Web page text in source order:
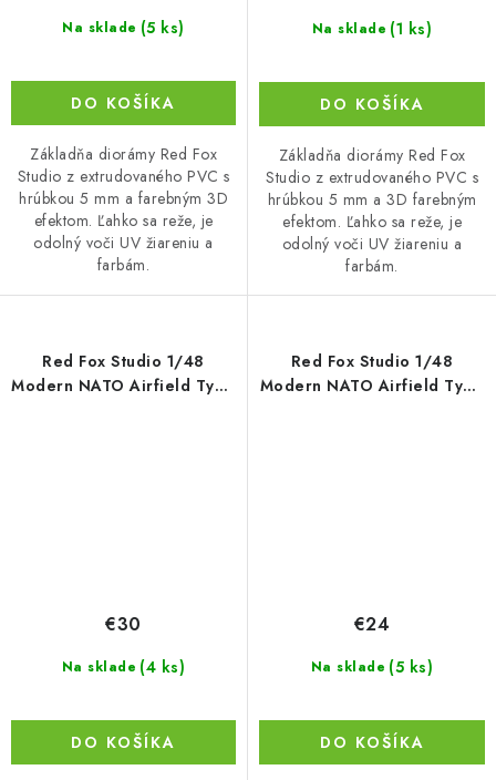
Na sklade (5 ks)
DO KOŠÍKA
Základňa diorámy Red Fox
Studio z extrudovaného PVC s
hrúbkou 5 mm a farebným 3D
efektom. Ľahko sa reže, je
odolný voči UV žiareniu a
farbám.
Na sklade (1 ks)
DO KOŠÍKA
Základňa diorámy Red Fox
Studio z extrudovaného PVC s
hrúbkou 5 mm a 3D farebným
efektom. Ľahko sa reže, je
odolný voči UV žiareniu a
farbám.
Red Fox Studio 1/48
Modern NATO Airfield Type
Na sklade (4 ks)
€30
DO KOŠÍKA
Red Fox Studio 1/48
Modern NATO Airfield Type
Na sklade (5 ks)
€24
DO KOŠÍKA